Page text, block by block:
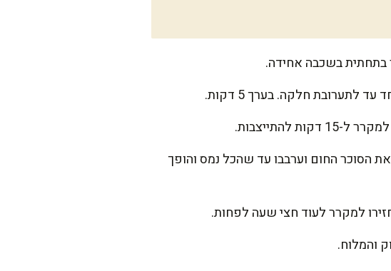
חלקה. בערך 5 דקות.
הסוכר החום וערבבו עד שהכל נמס והופך
למקרר לעוד חצי שעה לפחות.
והמלוח.